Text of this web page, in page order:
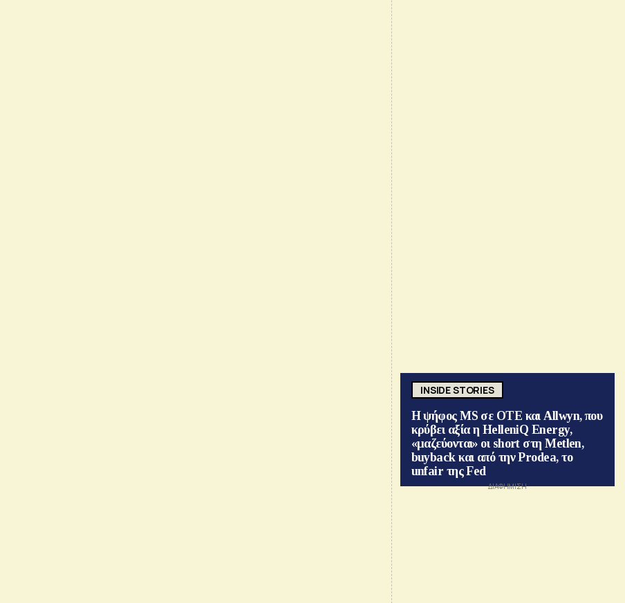
INSIDE STORIES
Η ψήφος MS σε ΟΤΕ και Allwyn, που
κρύβει αξία η HelleniQ Energy,
«μαζεύονται» οι short στη Metlen,
buyback και από την Prodea, το
unfair της Fed